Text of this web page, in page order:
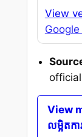
View
View
លម្អិតកា